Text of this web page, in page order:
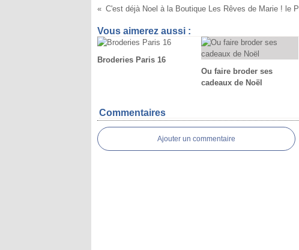
Vous aimerez aussi :
Broderies Paris 16
Ou faire broder ses
cadeaux de Noël
Commentaires
Ajouter un commentaire